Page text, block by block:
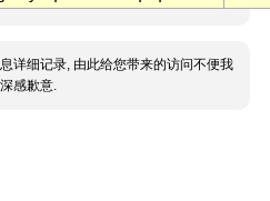
详细记录, 由此给您带来的访问不便我
感歉意.